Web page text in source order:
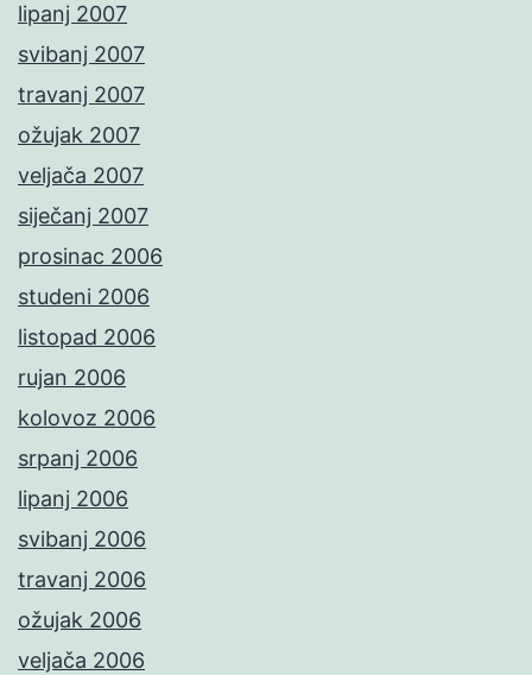
lipanj 2007
svibanj 2007
travanj 2007
ožujak 2007
veljača 2007
siječanj 2007
prosinac 2006
studeni 2006
listopad 2006
rujan 2006
kolovoz 2006
srpanj 2006
lipanj 2006
svibanj 2006
travanj 2006
ožujak 2006
veljača 2006